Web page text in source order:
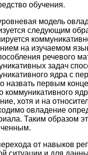
обучения.
модель
следующим
на изучаемом
речевого
задач
ядра с
назвать первым
коммуникативного
хотя и на
овладение
Таким образом
от навыков
ситуации и для